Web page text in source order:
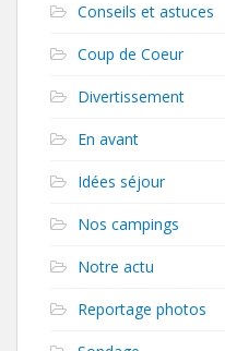
Conseils et astuces
Coup de Coeur
Divertissement
En avant
Idées séjour
Nos campings
Notre actu
Reportage photos